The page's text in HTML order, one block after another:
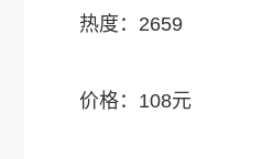
热度：2659
价格：108元